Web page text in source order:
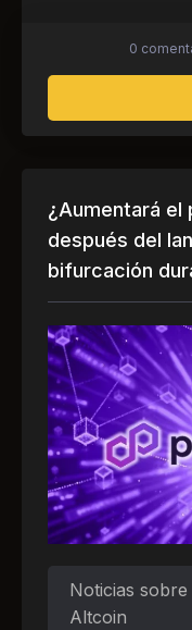
0
¿Aumentará el
después del
bifurcación
Noticias
Altcoin